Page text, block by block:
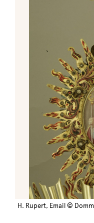
H. Rupert, Email ©